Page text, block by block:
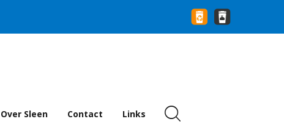
Over Sleen Contact Links